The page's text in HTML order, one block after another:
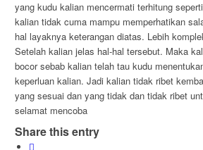
yang kudu kalian mencermati terhitung
kalian tidak cuma mampu memperhatikan
hal layaknya keterangan diatas. Lebih
Setelah kalian jelas hal-hal tersebut. Maka
bocor sebab kalian telah tau kudu
keperluan kalian. Jadi kalian tidak ribet
yang sesuai dan yang tidak dan tidak ribet
selamat mencoba
Share this entry